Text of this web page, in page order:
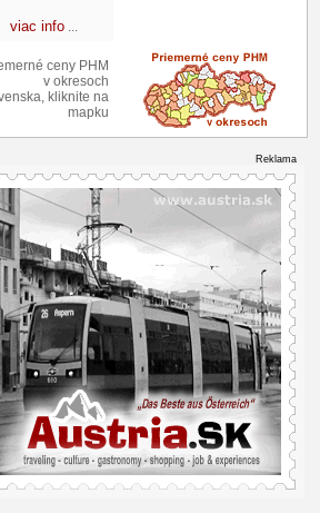
viac info...
ceny PHM
v okresoch
kliknite na
mapku
Reklama